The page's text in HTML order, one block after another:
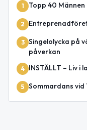
1 Topp 40
2
3 Singelolycka på
påverkan
4 INSTÄLLT – Liv i
5 Sommardans vid